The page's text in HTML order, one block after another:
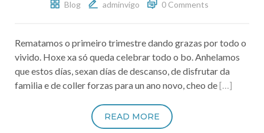
Blog adminvigo 0 Comments
Rematamos o primeiro trimestre dando grazas por todo o
vivido. Hoxe xa só queda celebrar todo o bo. Anhelamos
que estos días, sexan días de descanso, de disfrutar da
familia e de coller forzas para un ano novo, cheo de[…]
READ MORE